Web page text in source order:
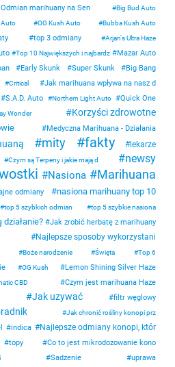
marihuany na Sen Big Bud Auto
Auto OG Kush Auto Bubba Kush Auto
top 3 odmiany Arjan's Ultra Haze
Top 10 Największych i najbardz
Mazar Auto
Early Skunk Super Skunk
Big Bang
Critical Jak marihuana wpływa na nasz d
S.A.D. Auto Northern Light Auto Quick One
Wonder Korzyści zdrowotne
Medyczna Marihuana - Działania
mity fakty lekarze
Czym są Terpeny i jakie mają d newsy
Nasiona Marihuana
odmiany nasiona marihuany top 10
top 5 szybkich odmian top 5 szybkie nasiona
działanie?
Jak zrobić herbatę z marihuany
Najlepsze sposoby wykorzystani
Boże narodzenie Święta
Top 6
OG Kush
Lemon Shining Silver Haze
CBD
Czym jest marihuana Haze
Jak uzywać
filtr węglowy
Jak chronić rośliny konopi prz
indica Najlepsze odmiany konopi, któr
topy Co to jest mikrodozowanie kono
Sadzenie uprawa